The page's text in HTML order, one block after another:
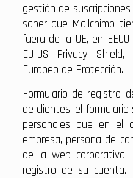
gestión de
saber que Mailchimp
fuera de la UE, en
EU-US Privacy
Europeo de Protección.
Formulario de registro
de clientes, el
personales que en el
empresa, persona de
de la web
registro de su cuenta.